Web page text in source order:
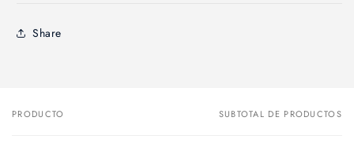
Share
Tu
PRODUCTO SUBTOTAL DE PRODUCTOS